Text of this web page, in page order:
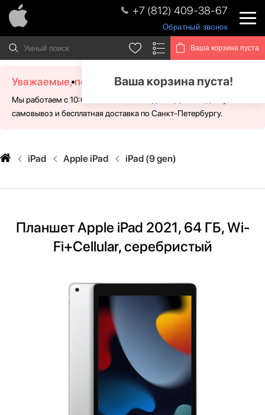
+7 (812) 409-38-67
Обратный звонок
Ваша корзина пуста
Ваша корзина пуста!
Уважаемые, посетители!
Мы работаем с 10:00 - 21:00 без выходных. Для Вас доступен
самовывоз и бесплатная доставка по Санкт-Петербургу.
iPad Apple iPad iPad (9 gen)
Планшет Apple iPad 2021, 64 ГБ, Wi-
Fi+Cellular, серебристый